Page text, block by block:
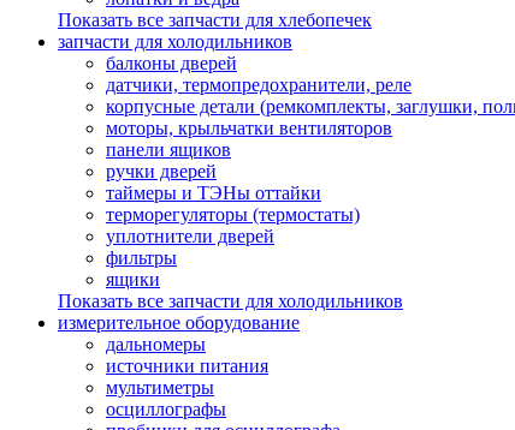
Показать все запчасти для хлебопечек
запчасти для холодильников
балконы дверей
датчики, термопредохранители, реле
корпусные детали (ремкомплекты, заглушки,
моторы, крыльчатки вентиляторов
панели ящиков
ручки дверей
таймеры и ТЭНы оттайки
терморегуляторы (термостаты)
уплотнители дверей
фильтры
ящики
Показать все запчасти для холодильников
измерительное оборудование
дальномеры
источники питания
мультиметры
осциллографы